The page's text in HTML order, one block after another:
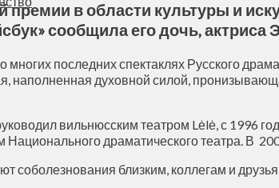
премии в области культуры и
сообщила его дочь, актриса
многих последних спектаклях Русского
наполненная духовной силой,
вильнюсским театром Lėlė, с 1996
драматического театра. В
соболезнования близким, коллегам и